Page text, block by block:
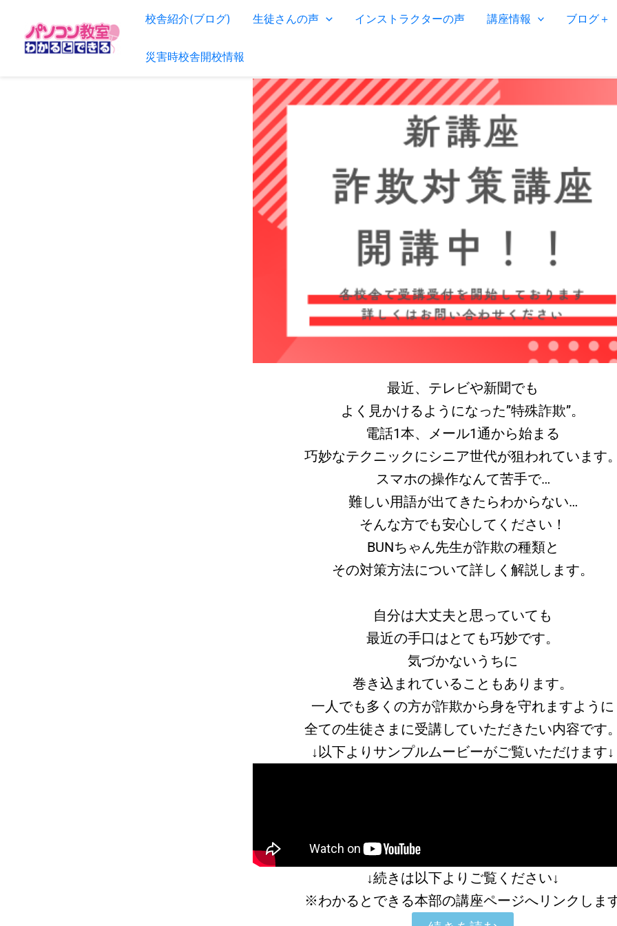
校舎紹介(ブログ) 生徒さんの声 インストラクターの声 講座情報 ブログ＋
災害時校舎開校情報
最近、テレビや新聞でも
よく見かけるようになった”特殊詐欺”。
電話1本、メール1通から始まる
巧妙なテクニックにシニア世代が狙われています
スマホの操作なんて苦手で…
難しい用語が出てきたらわからない…
そんな方でも安心してください！
BUNちゃん先生が詐欺の種類と
その対策方法について詳しく解説します。
自分は大丈夫と思っていても
最近の手口はとても巧妙です。
気づかないうちに
巻き込まれていることもあります。
一人でも多くの方が詐欺から身を守れますように
全ての生徒さまに受講していただきたい内容です
↓以下よりサンプルムービーがご覧いただけます↓
↓続きは以下よりご覧ください↓
※わかるとできる本部の講座ページへリンクしま